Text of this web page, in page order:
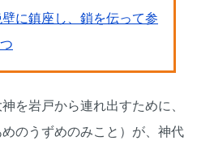
に鎮座し、鎖を伝って参
を岩戸から連れ出すために、
のうずめのみこと）が、神代